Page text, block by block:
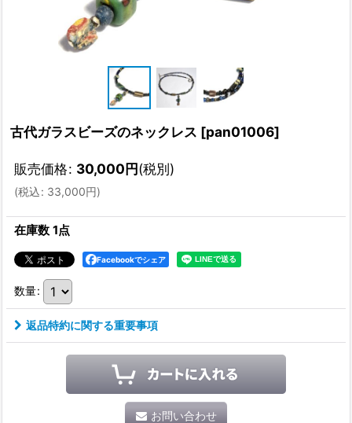
古代ガラスビーズのネックレス [pan01006]
販売価格: 30,000円(税別)
(税込: 33,000円)
在庫数 1点
Facebookでシェア
数量:
返品特約に関する重要事項
お問い合わせ